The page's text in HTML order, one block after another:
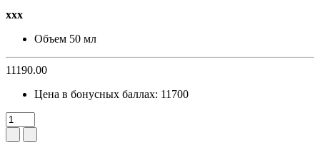
ххх
Объем 50 мл
11190.00
Цена в бонусных баллах: 11700